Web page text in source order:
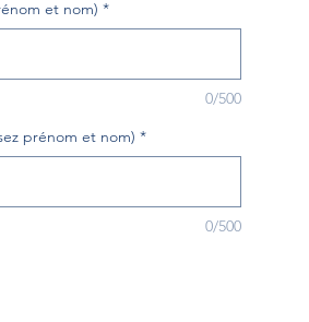
et nom) *
0/500
prénom et nom) *
0/500